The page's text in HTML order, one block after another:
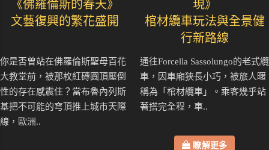
《佛羅倫斯的春天》
文藝復興的繁花盛開
你是否曾站在佛羅倫斯聖母百花
大教堂前，被那枚紅磚圓頂壓倒
性的存在感震住？當布魯內列斯
基把不可能的穹頂推上城市天際
線，歐洲..
現》
棺材纜車玩法與全景健
行新路線
通往Forcella Sassolungo的老式纜
車，因車廂狹長小巧，被旅人暱
稱為「棺材纜車」。乘客幾乎站
著搭完全程，車..
瞭解更多